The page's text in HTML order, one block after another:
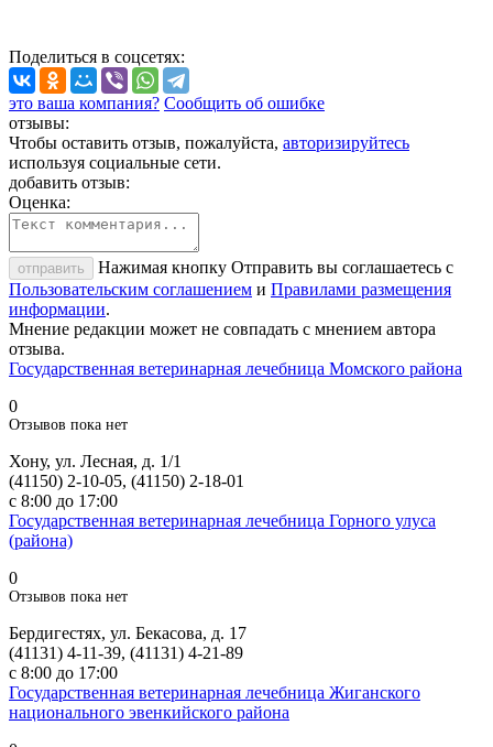
Поделиться в соцсетях:
это ваша компания? Сообщить об ошибке
отзывы:
Чтобы оставить отзыв, пожалуйста, авторизируйтесь
используя социальные сети.
добавить отзыв:
Оценка:
отправить
Нажимая кнопку Отправить вы соглашаетесь с
Пользовательским соглашением и Правилами размещения
информации.
Мнение редакции может не совпадать с мнением автора
отзыва.
Государственная ветеринарная лечебница Момского района
0
Отзывов пока нет
Хону, ул. Лесная, д. 1/1
(41150) 2-10-05, (41150) 2-18-01
с 8:00 до 17:00
Государственная ветеринарная лечебница Горного улуса
(района)
0
Отзывов пока нет
Бердигестях, ул. Бекасова, д. 17
(41131) 4-11-39, (41131) 4-21-89
с 8:00 до 17:00
Государственная ветеринарная лечебница Жиганского
национального эвенкийского района